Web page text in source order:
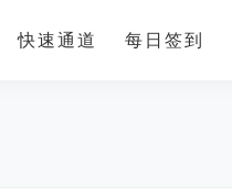
快速通道 每日签到